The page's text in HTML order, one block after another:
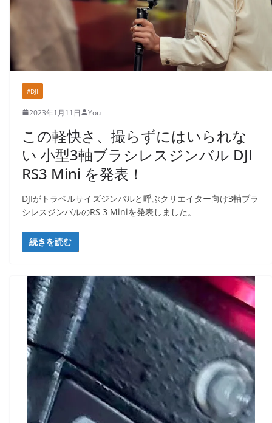
#DJI
2023年1月11日 You
この軽快さ、撮らずにはいられな
い 小型3軸ブラシレスジンバル DJI
RS3 Mini を発表！
DJIがトラベルサイズ​ジンバルと呼ぶクリエイター向け3軸ブラ
シレスジンバルのRS 3 Miniを発表しました。
続きを読む